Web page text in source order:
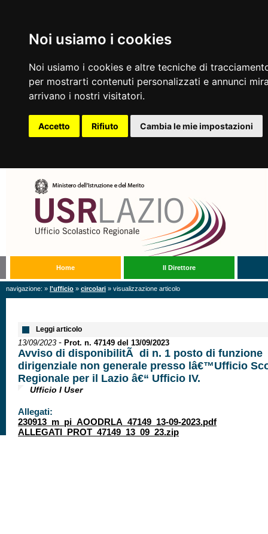
Noi usiamo i cookies
Noi usiamo i cookies e altre tecniche di
per mostrarti contenuti personalizzati e annunci
arrivano i nostri visitatori.
Accetto Rifiuto Cambia le mie impostazioni
Home Il Direttore
navigazione: » l'ufficio » circolari » visualizzazione articolo
Leggi articolo
13/09/2023 - Prot. n. 47149 del 13/09/2023
Avviso di disponibilitÃ di n. 1 posto di funzione
dirigenziale non generale presso lâ€™Ufficio
Regionale per il Lazio â€“ Ufficio IV.
Ufficio I User
Allegati:
230913_m_pi_AOODRLA_47149_13-09-2023.pdf
ALLEGATI_PROT_47149_13_09_23.zip